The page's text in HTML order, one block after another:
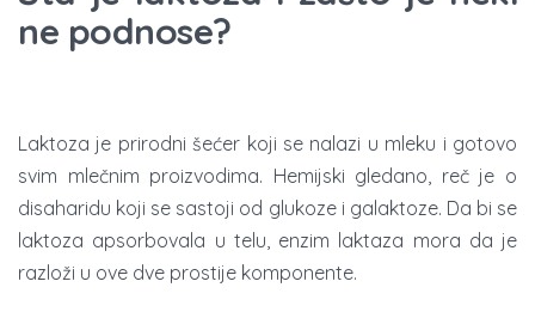
ne podnose?
Laktoza je prirodni šećer koji se nalazi u mleku i gotovo
svim mlečnim proizvodima. Hemijski gledano, reč je o
disaharidu koji se sastoji od glukoze i galaktoze. Da bi se
laktoza apsorbovala u telu, enzim laktaza mora da je
razloži u ove dve prostije komponente.